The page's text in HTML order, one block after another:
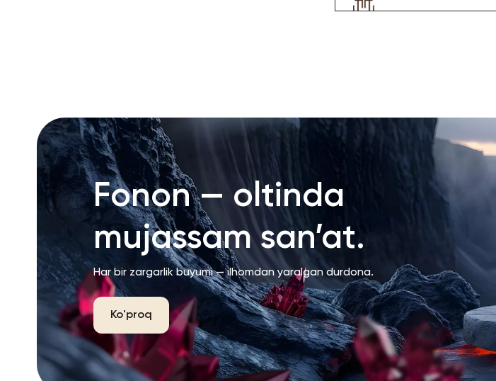
Fonon — oltinda
mujassam san’at.
Har bir zargarlik buyumi — ilhomdan yaralgan durdona.
Ko'proq